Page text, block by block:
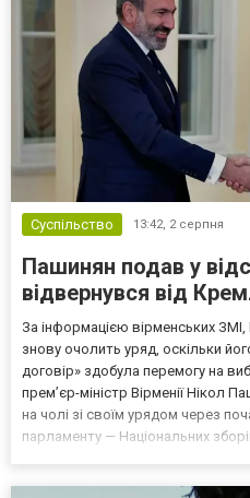
Суспільство 13:42, 2 серпня
Пашинян подав у
відвернувся від
За інформацією вірменських
знову очолить уряд, оскільки
договір» здобула перемогу на
прем’єр-міністр Вірменії Нікол
на чолі зі своїм урядом через
парламенту — Національних